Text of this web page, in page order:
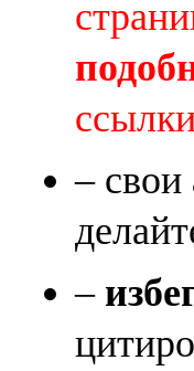
– свои
–